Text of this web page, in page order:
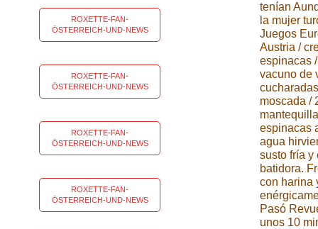
tenían
la mujer
Juegos
Austria /
espinacas
vacuno de
moscada /
espinacas
agua
susto fría y
batidora.
con harina
Pasó
unos 10
ROXETTE-FAN-
ÖSTERREICH-UND-NEWS
ROXETTE-FAN-
ÖSTERREICH-UND-NEWS
ROXETTE-FAN-
ÖSTERREICH-UND-NEWS
ROXETTE-FAN-
ÖSTERREICH-UND-NEWS